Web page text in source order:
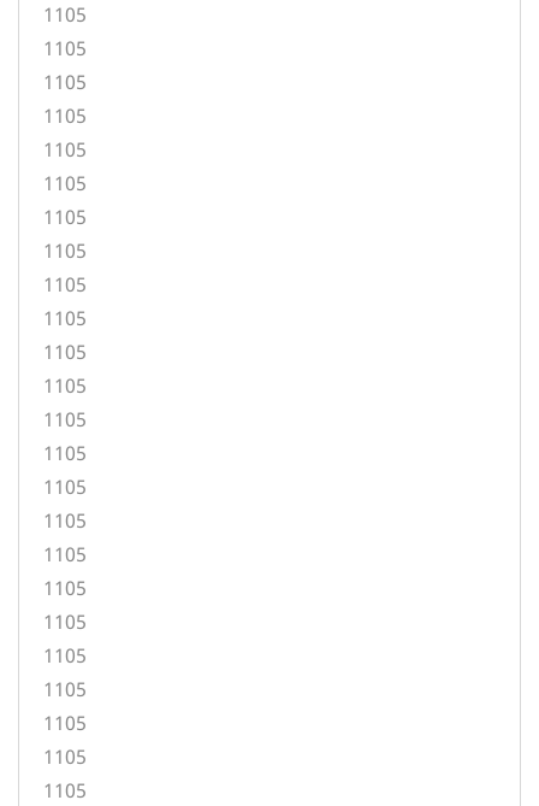
1105
1105
1105
1105
1105
1105
1105
1105
1105
1105
1105
1105
1105
1105
1105
1105
1105
1105
1105
1105
1105
1105
1105
1105